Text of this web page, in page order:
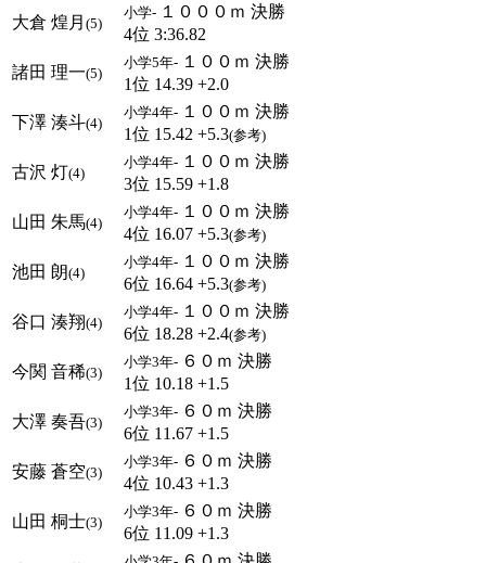
大倉 煌月 (5)
小学- １０００ｍ 決勝
4位 3:36.82
諸田 理一(5)
小学5年- １００ｍ 決勝
1位 14.39 +2.0
下澤 湊斗(4)
小学4年- １００ｍ 決勝
1位 15.42 +5.3(参考)
古沢 灯(4)
小学4年- １００ｍ 決勝
3位 15.59 +1.8
山田 朱馬(4)
小学4年- １００ｍ 決勝
4位 16.07 +5.3(参考)
池田 朗(4)
小学4年- １００ｍ 決勝
6位 16.64 +5.3(参考)
谷口 湊翔(4)
小学4年- １００ｍ 決勝
6位 18.28 +2.4(参考)
今関 音稀(3)
小学3年- ６０ｍ 決勝
1位 10.18 +1.5
大澤 奏吾(3)
小学3年- ６０ｍ 決勝
6位 11.67 +1.5
安藤 蒼空(3)
小学3年- ６０ｍ 決勝
4位 10.43 +1.3
山田 桐士(3)
小学3年- ６０ｍ 決勝
6位 11.09 +1.3